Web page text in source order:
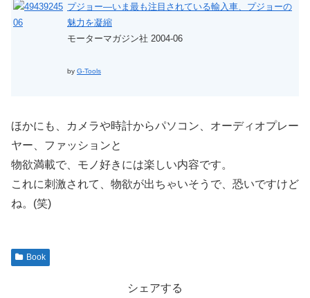
プジョー―いま最も注目されている輸入車、プジョーの
魅力を凝縮
モーターマガジン社 2004-06
by G-Tools
ほかにも、カメラや時計からパソコン、オーディオプレー
ヤー、ファッションと
物欲満載で、モノ好きには楽しい内容です。
これに刺激されて、物欲が出ちゃいそうで、恐いですけど
ね。(笑)
Book
シェアする